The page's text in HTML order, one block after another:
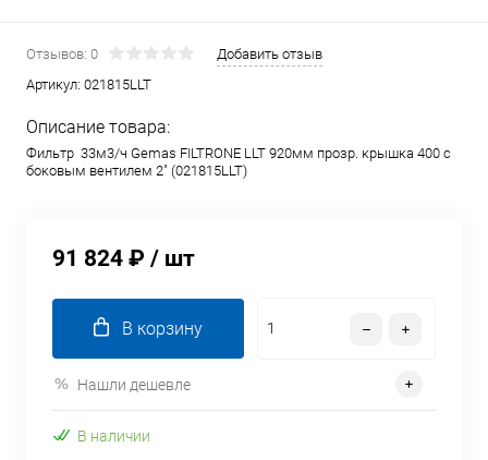
Отзывов: 0
Добавить отзыв
Артикул: 021815LLT
Описание товара:
Фильтр 33м3/ч Gemas FILTRONE LLT 920мм прозр. крышка 400 с
боковым вентилем 2" (021815LLT)
91 824 ₽ / шт
В корзину
Нашли дешевле
В наличии